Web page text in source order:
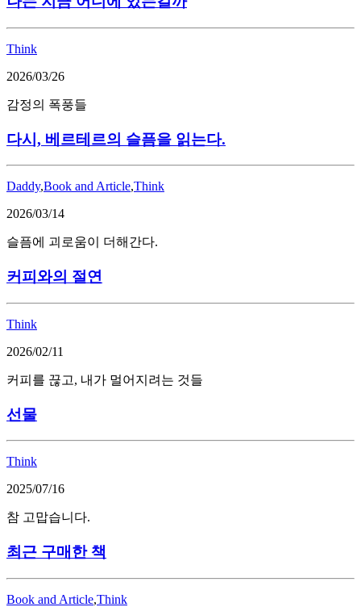
Think
2026/03/26
감정의 폭풍들
다시, 베르테르의 슬픔을 읽는다.
Daddy,Book and Article,Think
2026/03/14
슬픔에 괴로움이 더해간다.
커피와의 절연
Think
2026/02/11
커피를 끊고, 내가 멀어지려는 것들
선물
Think
2025/07/16
참 고맙습니다.
최근 구매한 책
Book and Article,Think